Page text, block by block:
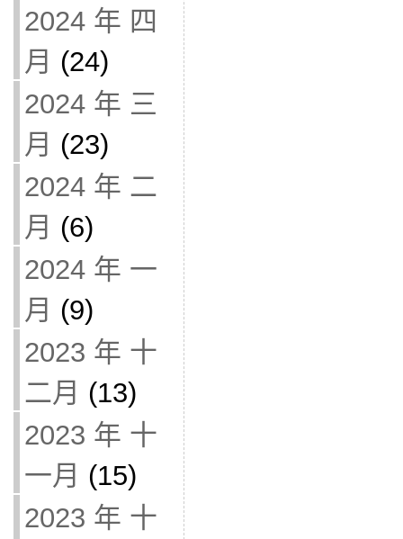
2024 年 四
月 (24)
2024 年 三
月 (23)
2024 年 二
月 (6)
2024 年 一
月 (9)
2023 年 十
二月 (13)
2023 年 十
一月 (15)
2023 年 十